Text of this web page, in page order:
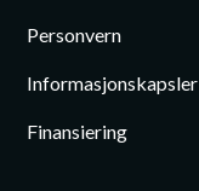
Personvern
Informasjonskapsler
Finansiering